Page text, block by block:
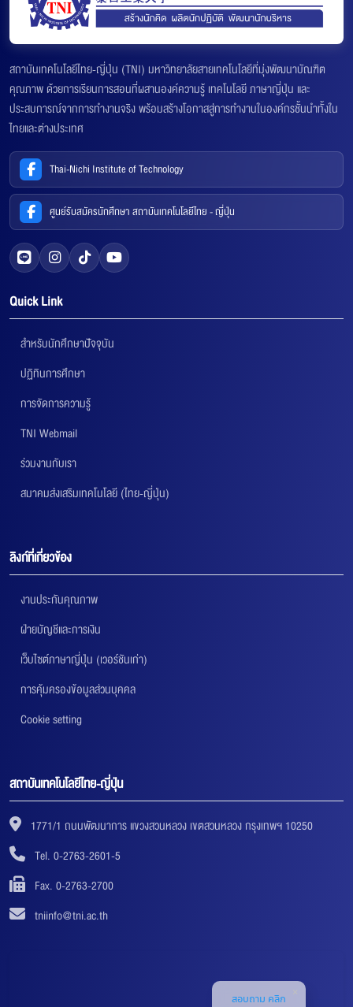
สถาบันเทคโนโลยีไทย-ญี่ปุ่น (TNI) มหาวิทยาลัยสายเทคโนโลยีที่มุ่งพัฒนาบัณฑิต
คุณภาพ ด้วยการเรียนการสอนที่ผสานองค์ความรู้ เทคโนโลยี ภาษาญี่ปุ่น และ
ประสบการณ์จากการทำงานจริง พร้อมสร้างโอกาสสู่การทำงานในองค์กรชั้นนำทั้งใน
ไทยและต่างประเทศ
Thai-Nichi Institute of Technology
ศูนย์รับสมัครนักศึกษา สถาบันเทคโนโลยีไทย - ญี่ปุ่น
Quick Link
สำหรับนักศึกษาปัจจุบัน
ปฏิทินการศึกษา
การจัดการความรู้
TNI Webmail
ร่วมงานกับเรา
สมาคมส่งเสริมเทคโนโลยี (ไทย-ญี่ปุ่น)
ลิงก์ที่เกี่ยวข้อง
งานประกันคุณภาพ
ฝ่ายบัญชีและการเงิน
เว็บไซต์ภาษาญี่ปุ่น (เวอร์ชันเก่า)
การคุ้มครองข้อมูลส่วนบุคคล
Cookie setting
สถาบันเทคโนโลยีไทย-ญี่ปุ่น
1771/1 ถนนพัฒนาการ แขวงสวนหลวง เขตสวนหลวง กรุงเทพฯ 10250
Tel. 0-2763-2601-5
Fax. 0-2763-2700
tniinfo@tni.ac.th
สอบถาม คลิก